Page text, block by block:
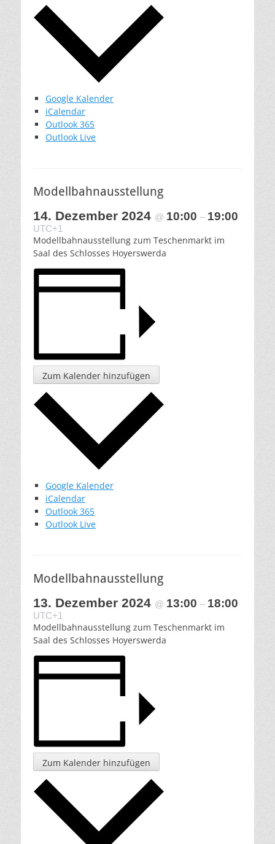
Google Kalender
iCalendar
Outlook 365
Outlook Live
Modellbahnausstellung
14. Dezember 2024 @ 10:00 – 19:00
UTC+1
Modellbahnausstellung zum Teschenmarkt im
Saal des Schlosses Hoyerswerda
Zum Kalender hinzufügen
Google Kalender
iCalendar
Outlook 365
Outlook Live
Modellbahnausstellung
13. Dezember 2024 @ 13:00 – 18:00
UTC+1
Modellbahnausstellung zum Teschenmarkt im
Saal des Schlosses Hoyerswerda
Zum Kalender hinzufügen